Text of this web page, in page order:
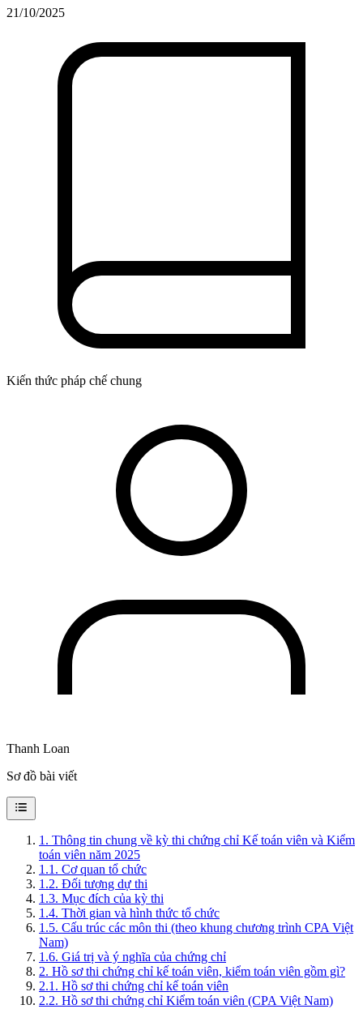
21/10/2025
Kiến thức pháp chế chung
Thanh Loan
Sơ đồ bài viết
1 . Thông tin chung về kỳ thi chứng chỉ Kế toán viên và Kiểm
toán viên năm 2025
1.1 . Cơ quan tổ chức
1.2. Đối tượng dự thi
1.3. Mục đích của kỳ thi
1.4. Thời gian và hình thức tổ chức
1.5. Cấu trúc các môn thi (theo khung chương trình CPA Việt
Nam)
1.6. Giá trị và ý nghĩa của chứng chỉ
2. Hồ sơ thi chứng chỉ kế toán viên, kiểm toán viên gồm gì?
2.1 . Hồ sơ thi chứng chỉ kế toán viên
2.2. Hồ sơ thi chứng chỉ Kiểm toán viên (CPA Việt Nam)